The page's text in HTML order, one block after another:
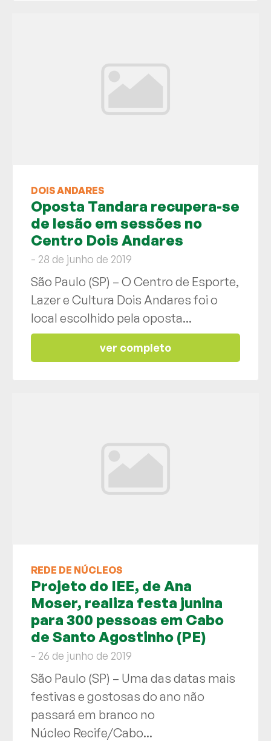
DOIS ANDARES
Oposta Tandara recupera-se
de lesão em sessões no
Centro Dois Andares
- 28 de junho de 2019
São Paulo (SP) – O Centro de Esporte,
Lazer e Cultura Dois Andares foi o
local escolhido pela oposta...
ver completo
REDE DE NÚCLEOS
Projeto do IEE, de Ana
Moser, realiza festa junina
para 300 pessoas em Cabo
de Santo Agostinho (PE)
- 26 de junho de 2019
São Paulo (SP) – Uma das datas mais
festivas e gostosas do ano não
passará em branco no
Núcleo Recife/Cabo...